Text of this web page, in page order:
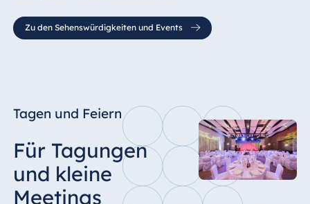
Zu den Sehenswürdigkeiten und Events
Tagen und Feiern
Für Tagungen
und kleine
Meetings